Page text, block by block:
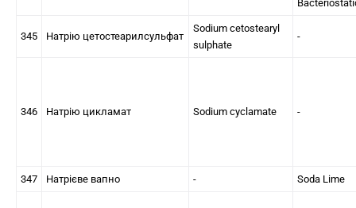
345 Натрію цетостеарилсульфат
Sodium cetostearyl
sulphate
-
346 Натрію цикламат Sodium cyclamate -
347 Натрієве вапно - Soda Lime